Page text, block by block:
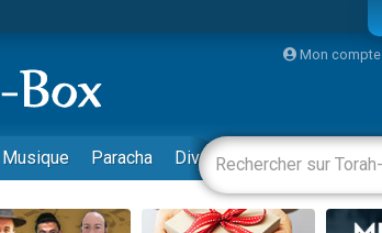
6 enfants, victime de violences...
Pour les Enfants
Mon compte
Musique Paracha Divertissements Livres